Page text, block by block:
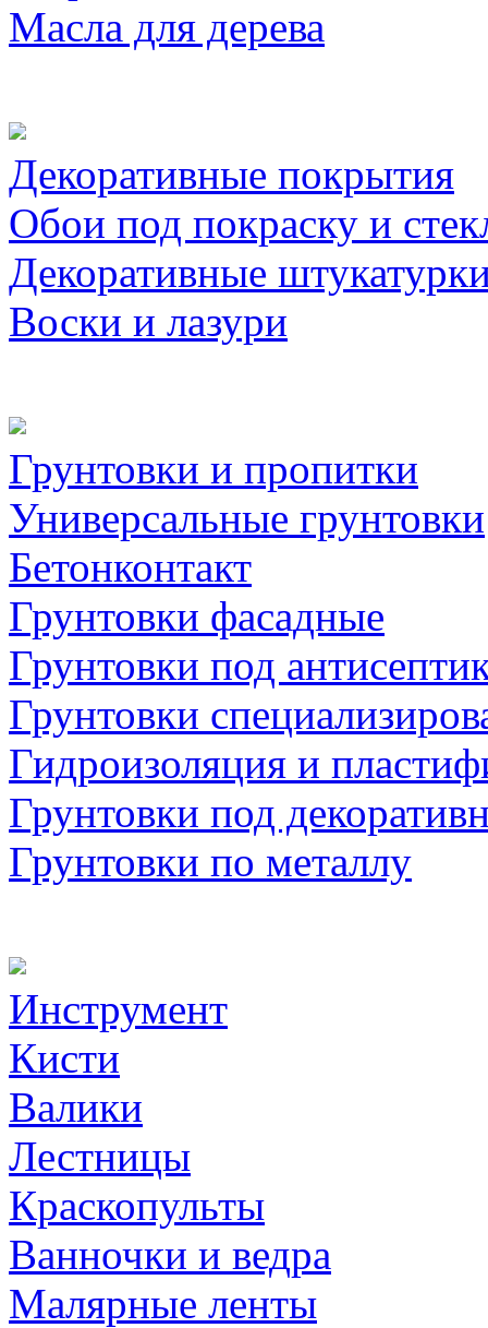
Масла для дерева
Декоративные покрытия
Обои под покраску и
Декоративные
Воски и лазури
Грунтовки и пропитки
Универсальные грунтовки
Бетонконтакт
Грунтовки фасадные
Грунтовки под
Грунтовки
Гидроизоляция и
Грунтовки под
Грунтовки по металлу
Инструмент
Кисти
Валики
Лестницы
Краскопульты
Ванночки и ведра
Малярные ленты